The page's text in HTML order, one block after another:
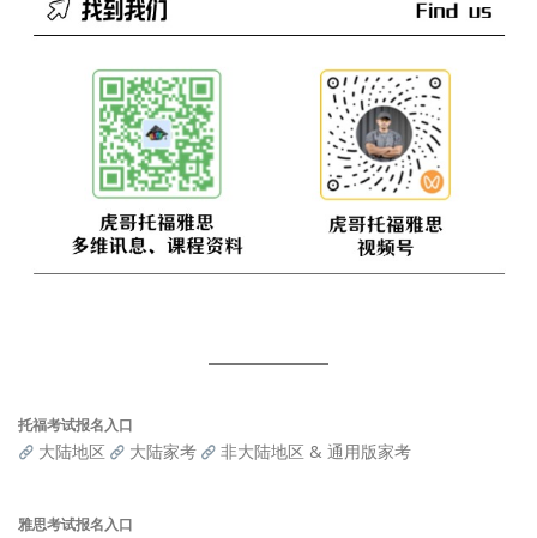
托福考试报名入口
大陆地区 大陆家考 非大陆地区 & 通用版家考
雅思考试报名入口